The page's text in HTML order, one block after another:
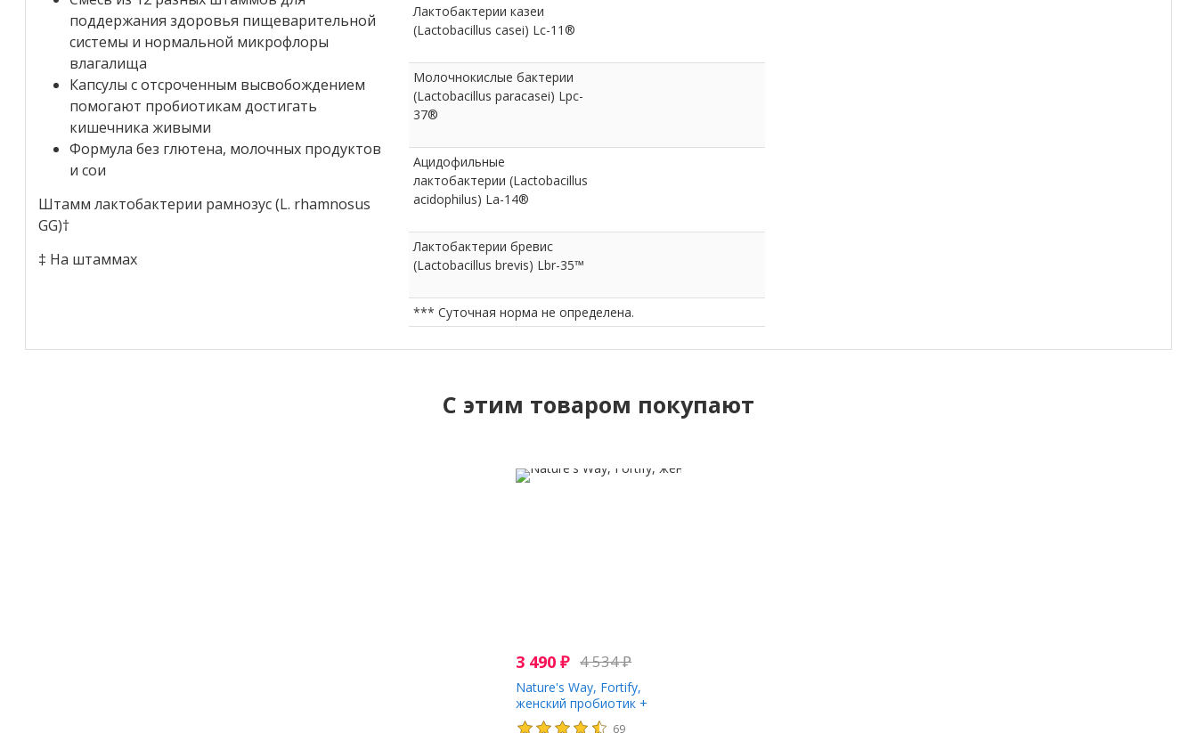
Лактобактерии казеи
(Lactobacillus casei) Lc-11®
Молочнокислые бактерии
(Lactobacillus paracasei) Lpc-
37®
Ацидофильные
лактобактерии (Lactobacillus
acidophilus) La-14®
Лактобактерии бревис
(Lactobacillus brevis) Lbr-35™
*** Суточная норма не определена.
поддержания здоровья пищеварительной
системы и нормальной микрофлоры
влагалища
Капсулы с отсроченным высвобождением
помогают пробиотикам достигать
кишечника живыми
Формула без глютена, молочных продуктов
и сои
Штамм лактобактерии рамнозус (L. rhamnosus
GG)†
‡ На штаммах
C этим товаром покупают
3 490 ₽ 4 534₽
Nature's Way, Fortify,
женский пробиотик +
пребиотики,
69